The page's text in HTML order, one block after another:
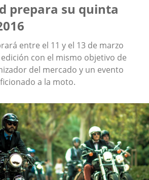
prepara su quinta
entre el 11 y el 13 de marzo
con el mismo objetivo de
del mercado y un evento
a la moto.